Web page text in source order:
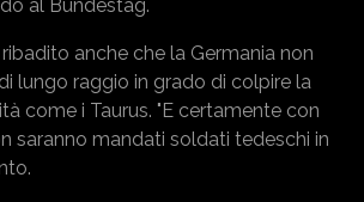
al Bundestag.
anche che la Germania non
lungo raggio in grado di colpire la
come i Taurus. "E certamente con
saranno mandati soldati tedeschi in